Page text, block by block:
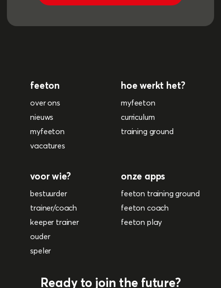
feeton
over ons
nieuws
myfeeton
vacatures
hoe werkt het?
myfeeton
curriculum
training ground
voor wie?
bestuurder
trainer/coach
keeper trainer
ouder
speler
onze apps
feeton training ground
feeton coach
feeton play
Ready to join the future?